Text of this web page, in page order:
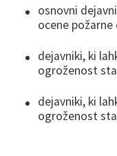
osnovni
ocene
dejavniki, ki
ogroženost
dejavniki, ki
ogroženost